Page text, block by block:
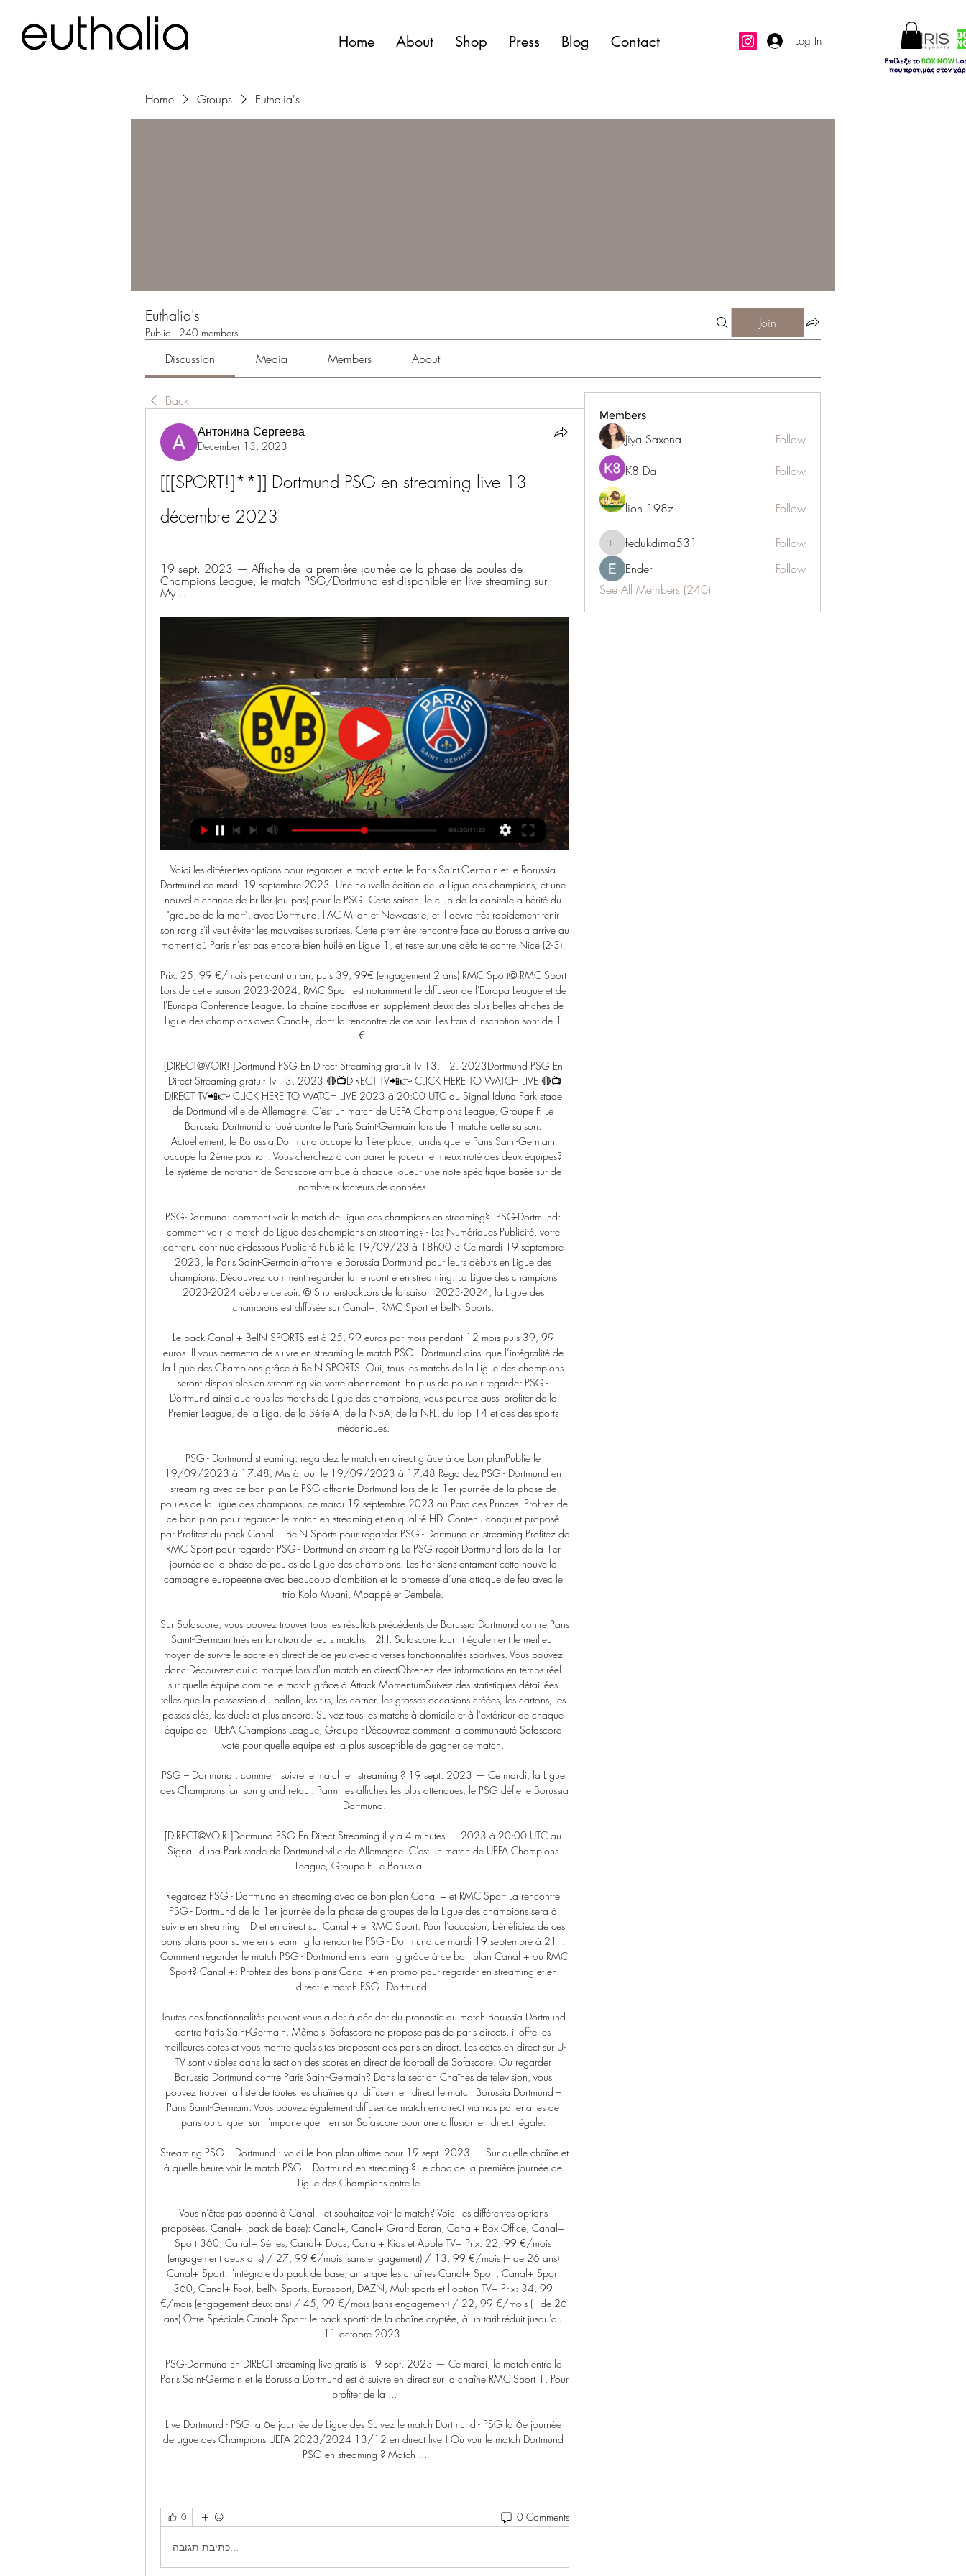
Home About Shop Press Blog Contact Log In
Home Groups Euthalia's
Euthalia's
Public · 240 members
Join
Discussion Media Members About
Back
Антонина Сергеева
December 13, 2023
[[[SPORT!]**]] Dortmund PSG en streaming live 13
décembre 2023
19 sept. 2023 — Affiche de la première journée de la phase de poules de
Champions League, le match PSG/Dortmund est disponible en live streaming sur
My ...
Voici les différentes options pour regarder le match entre le Paris Saint-Germain et le Borussia
Dortmund ce mardi 19 septembre 2023. Une nouvelle édition de la Ligue des champions, et une
nouvelle chance de briller (ou pas) pour le PSG. Cette saison, le club de la capitale a hérité du
"groupe de la mort", avec Dortmund, l'AC Milan et Newcastle, et il devra très rapidement tenir
son rang s'il veut éviter les mauvaises surprises. Cette première rencontre face au Borussia arrive au
moment où Paris n'est pas encore bien huilé en Ligue 1, et reste sur une défaite contre Nice (2-3).
Prix: 25, 99 €/mois pendant un an, puis 39, 99€ (engagement 2 ans) RMC Sport© RMC Sport
Lors de cette saison 2023-2024, RMC Sport est notamment le diffuseur de l'Europa League et de
l'Europa Conference League. La chaîne codiffuse en supplément deux des plus belles affiches de
Ligue des champions avec Canal+, dont la rencontre de ce soir. Les frais d'inscription sont de 1
€.
[DIRECT@VOIR! ]Dortmund PSG En Direct Streaming gratuit Tv 13. 12. 2023Dortmund PSG En
Direct Streaming gratuit Tv 13. 2023 🔴📺DIRECT TV📲👉 CLICK HERE TO WATCH LIVE 🔴📺
DIRECT TV📲👉 CLICK HERE TO WATCH LIVE 2023 à 20:00 UTC au Signal Iduna Park stade
de Dortmund ville de Allemagne. C'est un match de UEFA Champions League, Groupe F. Le
Borussia Dortmund a joué contre le Paris Saint-Germain lors de 1 matchs cette saison.
Actuellement, le Borussia Dortmund occupe la 1ère place, tandis que le Paris Saint-Germain
occupe la 2ème position. Vous cherchez à comparer le joueur le mieux noté des deux équipes?
Le système de notation de Sofascore attribue à chaque joueur une note spécifique basée sur de
nombreux facteurs de données.
PSG-Dortmund: comment voir le match de Ligue des champions en streaming? ﻿ PSG-Dortmund:
comment voir le match de Ligue des champions en streaming? - Les Numériques Publicité, votre
contenu continue ci-dessous Publicité Publié le 19/09/23 à 18h00 3 Ce mardi 19 septembre
2023, le Paris Saint-Germain affronte le Borussia Dortmund pour leurs débuts en Ligue des
champions. Découvrez comment regarder la rencontre en streaming. La Ligue des champions
2023-2024 débute ce soir. © ShutterstockLors de la saison 2023-2024, la Ligue des
champions est diffusée sur Canal+, RMC Sport et beIN Sports.
Le pack Canal + BeIN SPORTS est à 25, 99 euros par mois pendant 12 mois puis 39, 99
euros. Il vous permettra de suivre en streaming le match PSG - Dortmund ainsi que l’intégralité de
la Ligue des Champions grâce à BeIN SPORTS. Oui, tous les matchs de la Ligue des champions
seront disponibles en streaming via votre abonnement. En plus de pouvoir regarder PSG -
Dortmund ainsi que tous les matchs de Ligue des champions, vous pourrez aussi profiter de la
Premier League, de la Liga, de la Série A, de la NBA, de la NFL, du Top 14 et des des sports
mécaniques.
PSG - Dortmund streaming: regardez le match en direct grâce à ce bon planPublié le
19/09/2023 à 17:48, Mis à jour le 19/09/2023 à 17:48 Regardez PSG - Dortmund en
streaming avec ce bon plan Le PSG affronte Dortmund lors de la 1er journée de la phase de
poules de la Ligue des champions, ce mardi 19 septembre 2023 au Parc des Princes. Profitez de
ce bon plan pour regarder le match en streaming et en qualité HD. Contenu conçu et proposé
par Profitez du pack Canal + BeIN Sports pour regarder PSG - Dortmund en streaming Profitez de
RMC Sport pour regarder PSG - Dortmund en streaming Le PSG reçoit Dortmund lors de la 1er
journée de la phase de poules de Ligue des champions. Les Parisiens entament cette nouvelle
campagne européenne avec beaucoup d’ambition et la promesse d’une attaque de feu avec le
trio Kolo Muani, Mbappé et Dembélé.
Sur Sofascore, vous pouvez trouver tous les résultats précédents de Borussia Dortmund contre Paris
Saint-Germain triés en fonction de leurs matchs H2H. Sofascore fournit également le meilleur
moyen de suivre le score en direct de ce jeu avec diverses fonctionnalités sportives. Vous pouvez
donc:Découvrez qui a marqué lors d'un match en directObtenez des informations en temps réel
sur quelle équipe domine le match grâce à Attack MomentumSuivez des statistiques détaillées
telles que la possession du ballon, les tirs, les corner, les grosses occasions créées, les cartons, les
passes clés, les duels et plus encore. Suivez tous les matchs à domicile et à l'extérieur de chaque
équipe de l'UEFA Champions League, Groupe FDécouvrez comment la communauté Sofascore
vote pour quelle équipe est la plus susceptible de gagner ce match.
PSG – Dortmund : comment suivre le match en streaming ? 19 sept. 2023 — Ce mardi, la Ligue
des Champions fait son grand retour. Parmi les affiches les plus attendues, le PSG défie le Borussia
Dortmund.
[DIRECT@VOIR!]Dortmund PSG En Direct Streaming il y a 4 minutes — 2023 à 20:00 UTC au
Signal Iduna Park stade de Dortmund ville de Allemagne. C'est un match de UEFA Champions
League, Groupe F. Le Borussia ...
Regardez PSG - Dortmund en streaming avec ce bon plan Canal + et RMC Sport La rencontre
PSG - Dortmund de la 1er journée de la phase de groupes de la Ligue des champions sera à
suivre en streaming HD et en direct sur Canal + et RMC Sport. Pour l’occasion, bénéficiez de ces
bons plans pour suivre en streaming la rencontre PSG - Dortmund ce mardi 19 septembre à 21h.
Comment regarder le match PSG - Dortmund en streaming grâce à ce bon plan Canal + ou RMC
Sport? Canal +: Profitez des bons plans Canal + en promo pour regarder en streaming et en
direct le match PSG - Dortmund.
Toutes ces fonctionnalités peuvent vous aider à décider du pronostic du match Borussia Dortmund
contre Paris Saint-Germain. Même si Sofascore ne propose pas de paris directs, il offre les
meilleures cotes et vous montre quels sites proposent des paris en direct. Les cotes en direct sur U-
TV sont visibles dans la section des scores en direct de football de Sofascore. Où regarder
Borussia Dortmund contre Paris Saint-Germain? Dans la section Chaînes de télévision, vous
pouvez trouver la liste de toutes les chaînes qui diffusent en direct le match Borussia Dortmund –
Paris Saint-Germain. Vous pouvez également diffuser ce match en direct via nos partenaires de
paris ou cliquer sur n'importe quel lien sur Sofascore pour une diffusion en direct légale.
Streaming PSG – Dortmund : voici le bon plan ultime pour 19 sept. 2023 — Sur quelle chaîne et
à quelle heure voir le match PSG – Dortmund en streaming ? Le choc de la première journée de
Ligue des Champions entre le ...
Vous n'êtes pas abonné à Canal+ et souhaitez voir le match? Voici les différentes options
proposées. Canal+ (pack de base): Canal+, Canal+ Grand Écran, Canal+ Box Office, Canal+
Sport 360, Canal+ Séries, Canal+ Docs, Canal+ Kids et Apple TV+ Prix: 22, 99 €/mois
(engagement deux ans) / 27, 99 €/mois (sans engagement) / 13, 99 €/mois (– de 26 ans)
Canal+ Sport: l'intégrale du pack de base, ainsi que les chaînes Canal+ Sport, Canal+ Sport
360, Canal+ Foot, beIN Sports, Eurosport, DAZN, Multisports et l'option TV+ Prix: 34, 99
€/mois (engagement deux ans) / 45, 99 €/mois (sans engagement) / 22, 99 €/mois (– de 26
ans) Offre Spéciale Canal+ Sport: le pack sportif de la chaîne cryptée, à un tarif réduit jusqu'au
11 octobre 2023.
PSG-Dortmund En DIRECT streaming live gratis is 19 sept. 2023 — Ce mardi, le match entre le
Paris Saint-Germain et le Borussia Dortmund est à suivre en direct sur la chaîne RMC Sport 1. Pour
profiter de la ...
Live Dortmund - PSG la 6e journée de Ligue des Suivez le match Dortmund - PSG la 6e journée
de Ligue des Champions UEFA 2023/2024 13/12 en direct live ! Où voir le match Dortmund
PSG en streaming ? Match ...
0 0 Comments
כתיבת תגובה...
Members
Jiya Saxena
Follow
K8 Da
Follow
lion 198z Follow
fedukdima531
fedukdima531
Follow
Ender
Follow
See All Members (240)